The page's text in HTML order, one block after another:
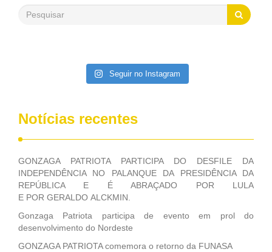
saneamento básico, em pequenas comunidades rurais.
Patriota disse ainda que, mesmo sem mandato,
Seguir no Instagram
Notícias recentes
GONZAGA PATRIOTA PARTICIPA DO DESFILE DA
INDEPENDÊNCIA NO PALANQUE DA PRESIDÊNCIA DA
REPÚBLICA E É ABRAÇADO POR LULA
E POR GERALDO ALCKMIN.
Gonzaga Patriota participa de evento em prol do
desenvolvimento do Nordeste
GONZAGA PATRIOTA comemora o retorno da FUNASA